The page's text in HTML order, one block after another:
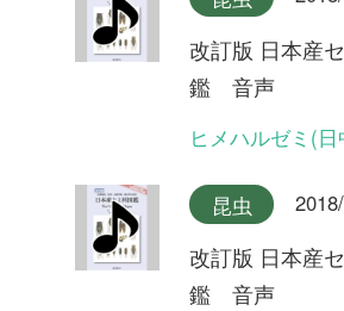
昆虫 2018/07/06
改訂版 日本産セミ科図
昆虫 2018/07/06
改訂版 日本産セミ科図
鑑 音声